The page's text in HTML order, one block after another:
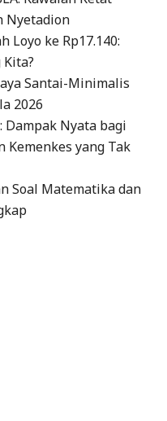
Nyetadion
Loyo ke Rp17.140:
Santai-Minimalis
2026
Dampak Nyata bagi
Kemenkes yang Tak
Soal Matematika dan